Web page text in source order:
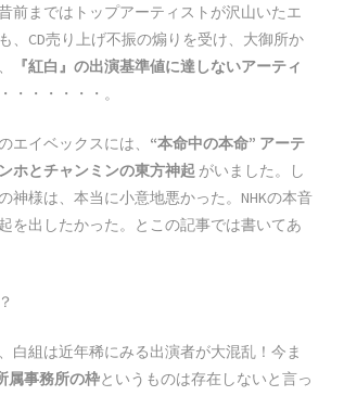
前まではトップアーティストが沢山いたエ
、CD売り上げ不振の煽りを受け、大御所か
『紅白』の出演基準値に達しないアーティ
・・・・・・・。
エイベックスには、 “本命中の本命” アーテ
ホとチャンミンの東方神起 がいました。し
神様は、本当に小意地悪かった。NHKの本音
を出したかった。とこの記事では書いてあ
白組は近年稀にみる出演者が大混乱！今ま
属事務所の枠というものは存在しないと言っ